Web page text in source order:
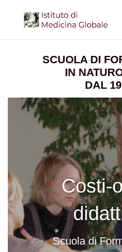
SCUOLA DI
IN
DAL
Costi-
Scuola di